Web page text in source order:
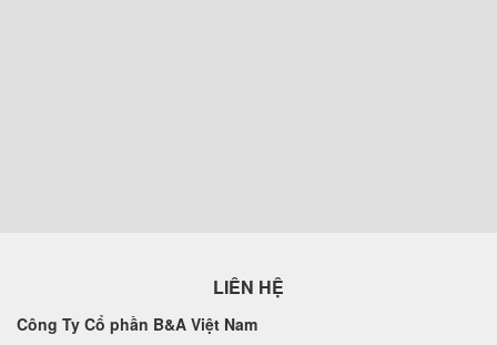
LIÊN HỆ
Công Ty Cổ phần B&A Việt Nam